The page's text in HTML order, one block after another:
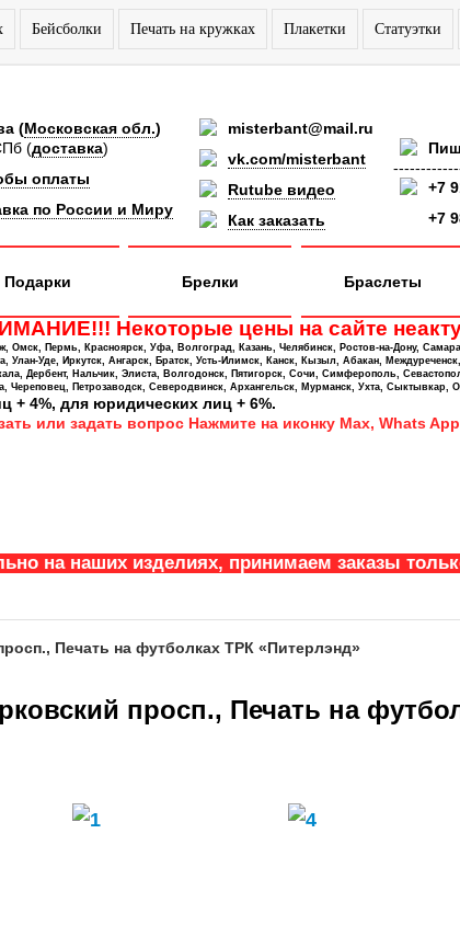
Бейсболки Печать на кружках Плакетки Статуэтки
(Московская обл.)
(доставка)
оплаты
по России и Миру
misterbant@mail.ru
vk.com/misterbant
Rutube видео
Как заказать
+7
+7
Браслеты
Брелки
Подарки
Некоторые цены на сайте
Пермь, Красноярск, Уфа, Волгоград, Казань, Челябинск, Ростов-на-Дону,
Уде, Иркутск, Ангарск, Братск, Усть-Илимск, Канск, Кызыл, Абакан,
Дербент, Нальчик, Элиста, Волгодонск, Пятигорск, Сочи, Симферополь,
Петрозаводск, Северодвинск, Архангельск, Мурманск, Ухта, Сыктывкар,
+ 4%, для юридических лиц + 6%.
или задать вопрос Нажмите на иконку Max, Whats
на наших изделиях, принимаем заказы
Печать на футболках ТРК «Питерлэнд»
просп., Печать на